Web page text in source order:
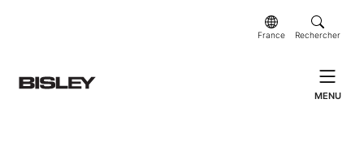
France Rechercher
MENU